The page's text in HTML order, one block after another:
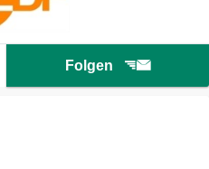
Folgen